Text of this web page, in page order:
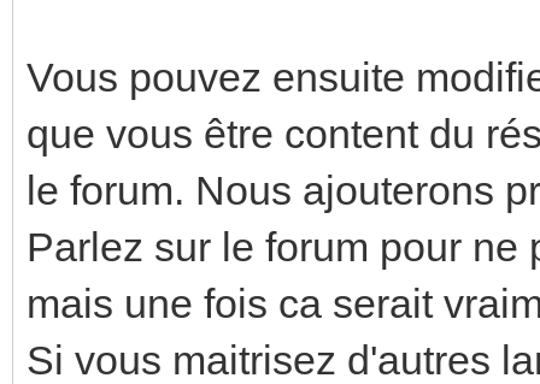
Vous pouvez ensuite
que vous être content du
le forum. Nous ajouterons
Parlez sur le forum pour
mais une fois ca serait
Si vous maitrisez d'autres